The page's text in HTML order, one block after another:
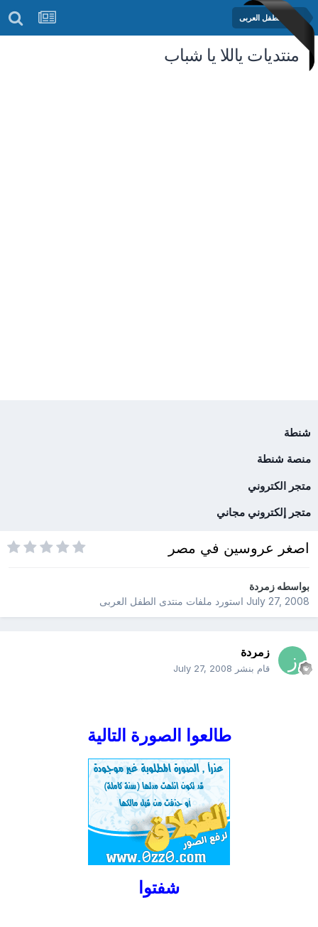
منتدى الطفل العربى
منتديات ياللا يا شباب
شنطة
منصة شنطة
متجر الكتروني
متجر إلكتروني مجاني
اصغر عروسين في مصر
بواسطهزمردة
July 27, 2008استورد ملفات منتدى الطفل العربى
زمردة
قام بنشر July 27, 2008
طالعوا الصورة التالية
شفتوا